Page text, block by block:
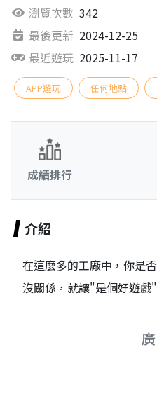
瀏覽次數 342
最後更新 2024-12-25
最近遊玩 2025-11-17
APP遊玩 任何地點
成績排行
介紹
在這麼多的工廠中，你是
沒關係，就讓"是個好遊